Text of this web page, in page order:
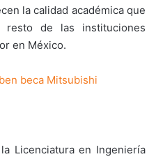
la calidad académica que
de las instituciones
en México.
beca Mitsubishi
Licenciatura en Ingeniería